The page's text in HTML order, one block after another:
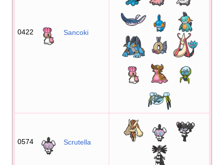
0422 Sancoki
0574 Scrutella